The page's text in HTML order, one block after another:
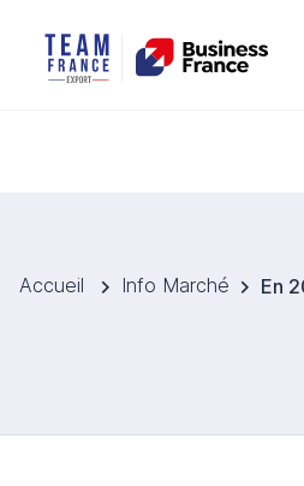
Accueil Info Marché